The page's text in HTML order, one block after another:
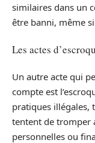
similaires dans un
être banni, même
Les actes
Un autre acte qui
compte est
pratiques illégales,
tentent de tromper
personnelles ou